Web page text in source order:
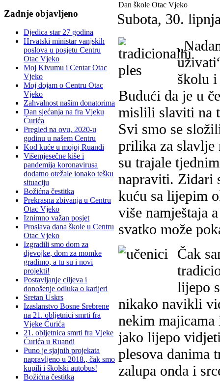
Zadnje objavljeno
Djedica star 27 godina
Hrvatski ministar vanjskih
poslova u posjetu Centru
Otac Vjeko
Moj Kivumu i Centar Otac
Vjeko
Moj dojam o Centru Otac
Vjeko
Zahvalnost našim donatorima
Dan sjećanja na fra Vjeku
Ćurića
Pregled na ovu, 2020-u
godinu u našem Centru
Kod kuće u mojoj Ruandi
Višemjesečne kiše i
pandemija koronavirusa
dodatno otežale ionako tešku
situaciju
Božićna čestitka
Prekrasna zbivanja u Centru
Otac Vjeko
Iznimno važan posjet
Proslava dana škole u Centru
Otac Vjeko
Izgradili smo dom za
djevojke, dom za momke
gradimo, a tu su i novi
projekti!
Postavljanje ciljeva i
donošenje odluka o karijeri
Sretan Uskrs
Izaslanstvo Bosne Srebrene
na 21. obljetnici smrti fra
Vjeke Ćurića
21. obljetnica smrti fra Vjeke
Ćurića u Ruandi
Puno je sjajnih projekata
napravljeno u 2018., čak smo
kupili i školski autobus!
Božićna čestitka
Dan škole Otac Vjeko
Subota, 30.
školu
Budući da je u
mislili slaviti na
Svi smo se
prilika za slavlje
su trajale
napraviti. Zidari
kuću sa lijepim
više namještaja
svatko može
Čak
lijepo
nikako navikli
nekim
jako lijepo
plesova danima
zalupa onda i